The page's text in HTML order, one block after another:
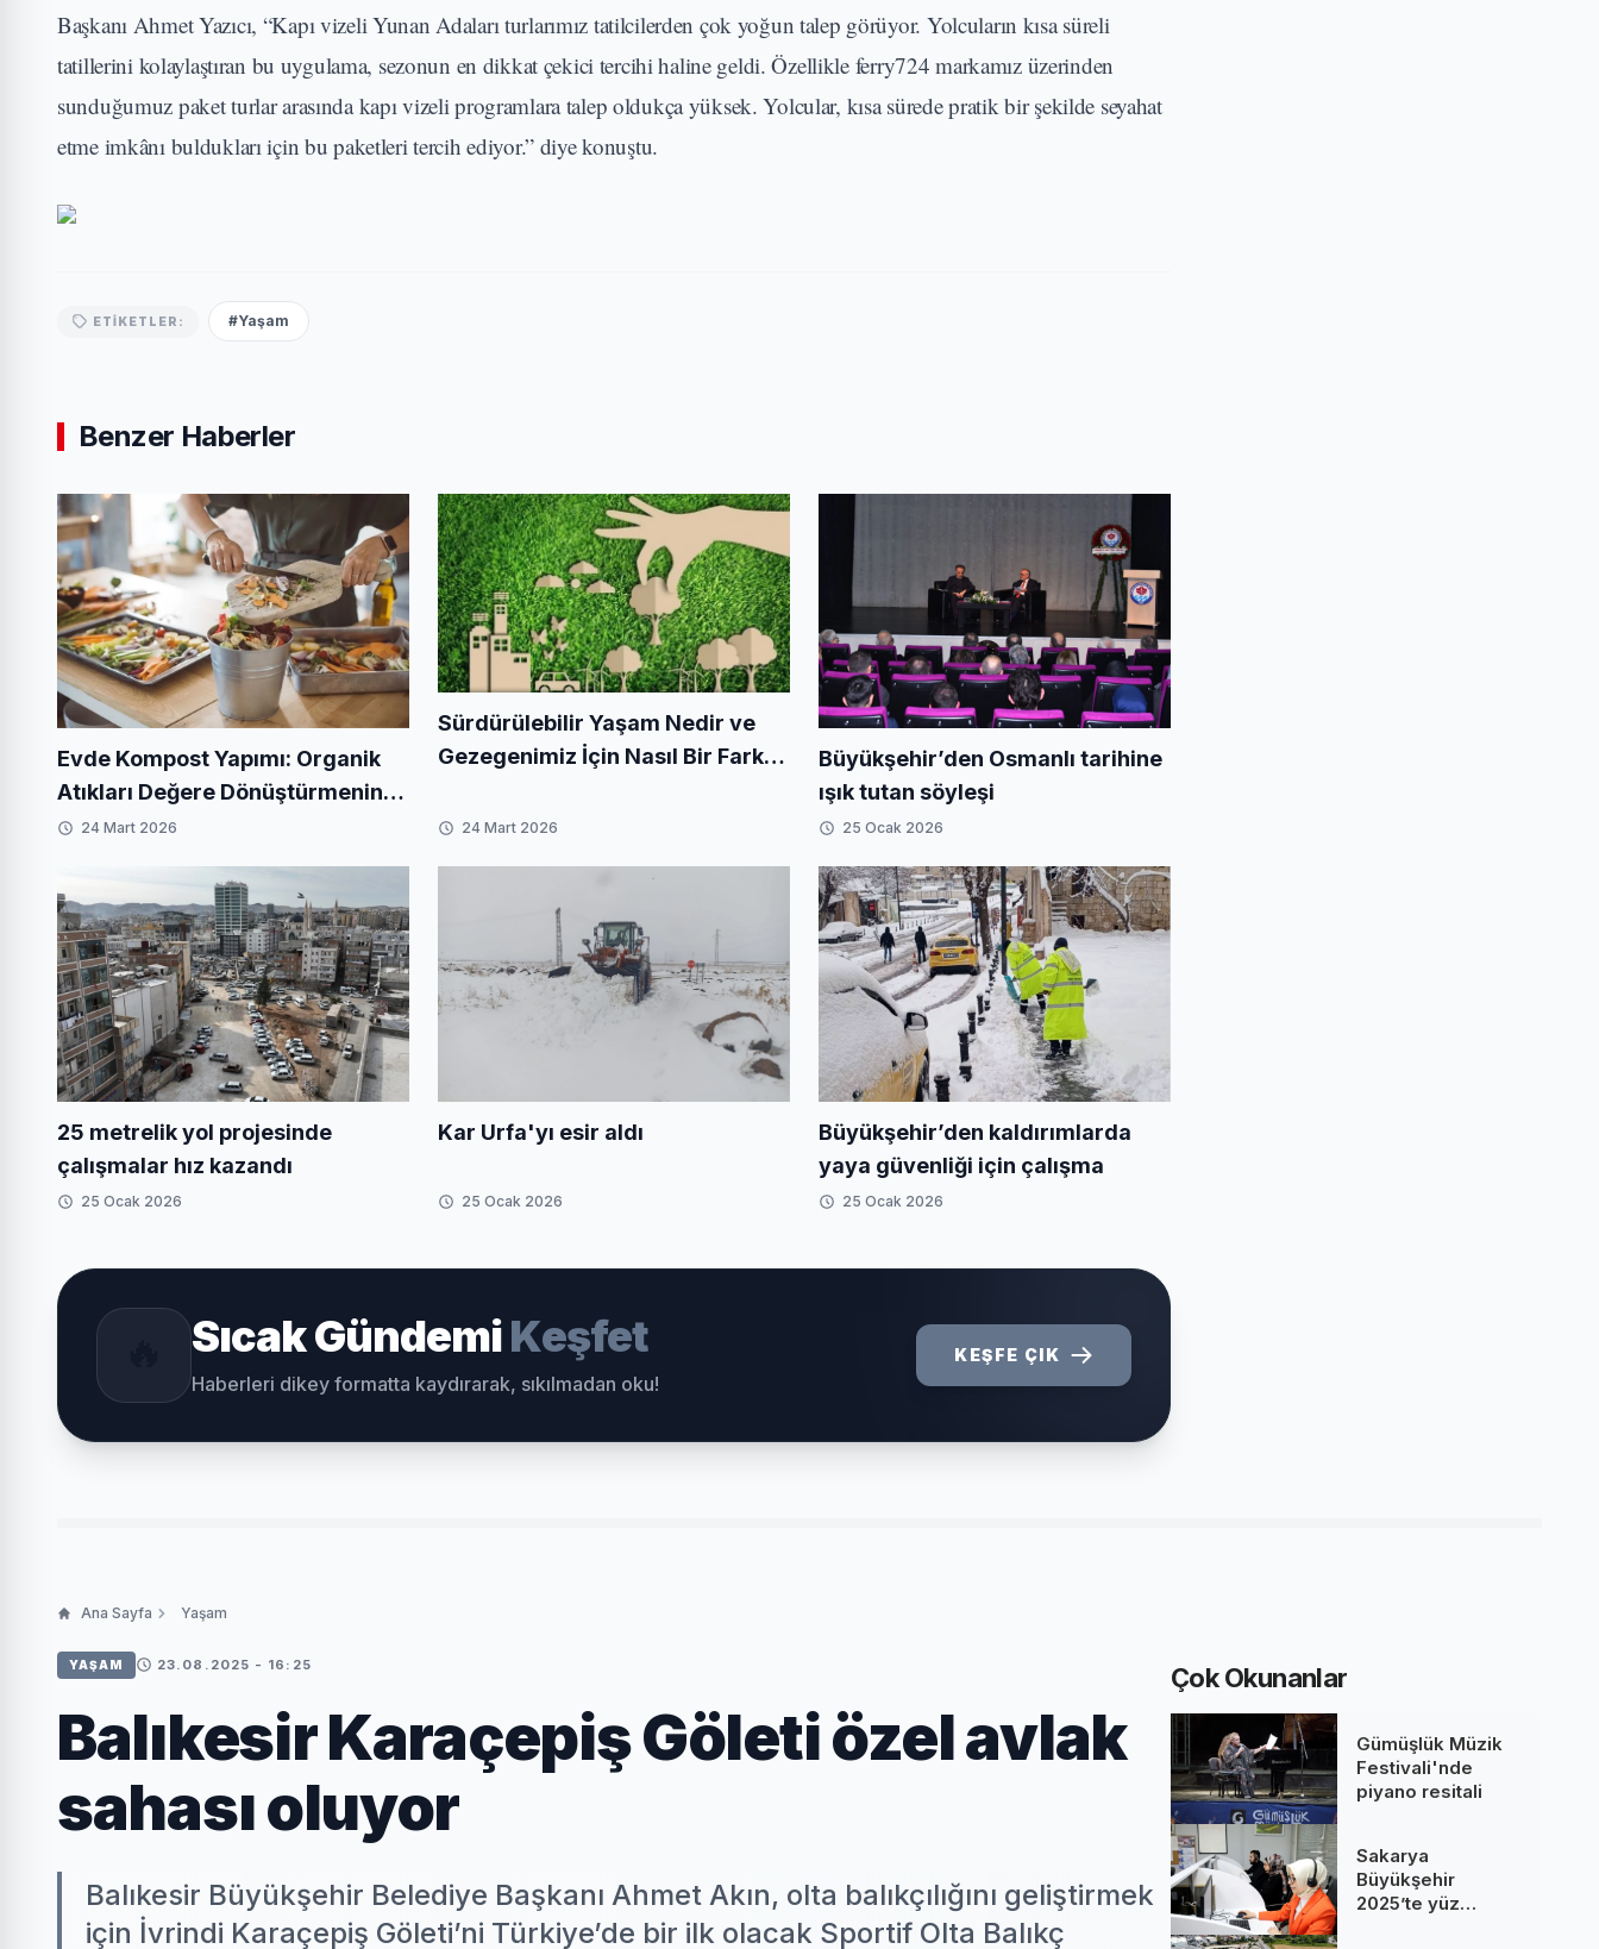
Başkanı Ahmet Yazıcı, “Kapı vizeli Yunan Adaları turlarımız tatilcilerden çok yoğun talep görüyor. Yolcuların kısa süreli
tatillerini kolaylaştıran bu uygulama, sezonun en dikkat çekici tercihi haline geldi. Özellikle ferry724 markamız üzerinden
sunduğumuz paket turlar arasında kapı vizeli programlara talep oldukça yüksek. Yolcular, kısa sürede pratik bir şekilde seyahat
etme imkânı buldukları için bu paketleri tercih ediyor.” diye konuştu.
ETIKETLER: #Yaşam
Benzer Haberler
Evde Kompost Yapımı: Organik
Atıkları Değere Dönüştürmenin
En Kolay Yolu
24 Mart 2026
Sürdürülebilir Yaşam Nedir ve
Gezegenimiz İçin Nasıl Bir Fark
24 Mart 2026
Büyükşehir’den Osmanlı tarihine
ışık tutan söyleşi
25 Ocak 2026
25 metrelik yol projesinde
çalışmalar hız kazandı
25 Ocak 2026
Kar Urfa'yı esir aldı
25 Ocak 2026
Büyükşehir’den kaldırımlarda
yaya güvenliği için çalışma
25 Ocak 2026
Sıcak GündemiKeşfet
Haberleri dikey formatta kaydırarak, sıkılmadan oku!
KEŞFE ÇIK
Ana Sayfa Yaşam
YAŞAM 23.08.2025 - 16:25
Balıkesir Karaçepiş Göleti özel avlak
sahası oluyor
Balıkesir Büyükşehir Belediye Başkanı Ahmet Akın, olta balıkçılığını geliştirmek
için İvrindi Karaçepiş Göleti’ni Türkiye’de bir ilk olacak Sportif Olta Balıkç
Çok Okunanlar
Gümüşlük Müzik
Festivali'nde
piyano resitali
Sakarya
Büyükşehir
2025’te yüz